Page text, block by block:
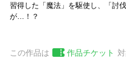
習得した「魔法」を駆使し、「討
が…！？
この作品は 作品チケット